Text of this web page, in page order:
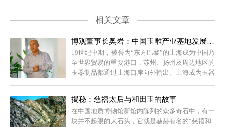
相关文章
博观董事长奥岩：中国玉雕产业基地发展状况浅析
19世纪中期，被誉为“东方巴黎”的上海成为中国乃
至世界贸易的重要港口，苏州、扬州及周边地区的
玉器制品都通过上海口岸向外输出。上海成为玉器
兴的东方大都市寻找施展才能的天地。
揭秘：慈禧太后与和田玉的故事
在中国地质博物馆新馆内陈列的众多奇石中，有一
块并不起眼的大石头，它就是赫赫有名的“慈禧和